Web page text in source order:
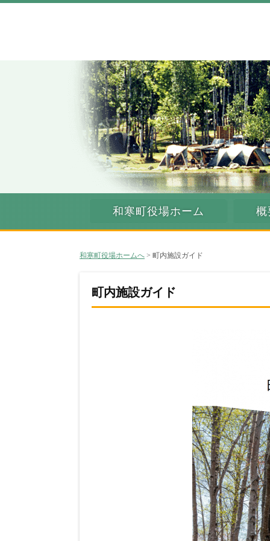
和寒町役場ホーム 概
和寒町役場ホームへ > 町内施設ガイド
町内施設ガイド